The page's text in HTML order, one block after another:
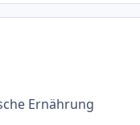
Ernährung